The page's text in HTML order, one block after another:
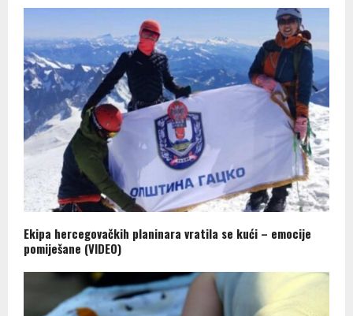
Ekipa hercegovačkih planinara vratila se kući – emocije
pomiješane (VIDEO)